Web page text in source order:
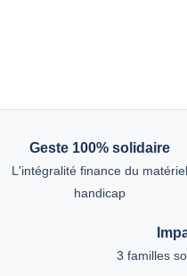
Geste 100% solidaire
L'intégralité finance du matériel
handicap
3 familles